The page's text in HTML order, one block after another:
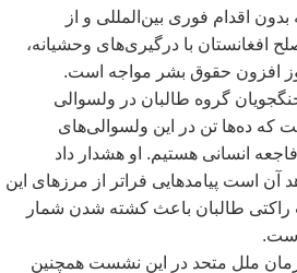
بدون اقدام فوری بین المللی و از
افغانستان با درگیریهای وحشیانه،
افزون حقوق بشر مواجه است.
گروه طالبان در ولسوالی
که دهها تن در این ولسوالیهای
انسانی هستیم. او هشدار داد
آن است پیامدهایی فراتر از مرزهای این
طالبان باعث کشته شدن شمار
ملل متحد در این نشست همچنین